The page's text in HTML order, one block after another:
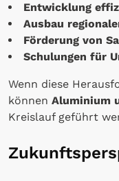
Entwicklung
Ausbau
Förderung von
Schulungen für
Wenn diese
können Aluminium
Kreislauf geführt